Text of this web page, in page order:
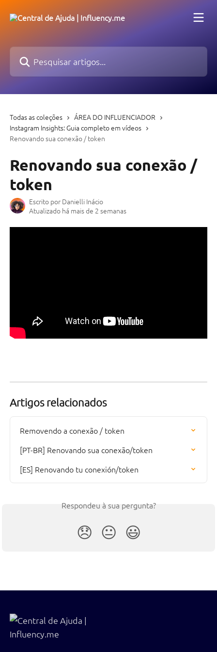
Pesquisar artigos...
Todas as coleções
ÁREA DO INFLUENCIADOR
Instagram Insights: Guia completo em vídeos
Renovando sua conexão / token
Renovando sua conexão /
token
Escrito por Danielli Inácio
Atualizado há mais de 2 semanas
Artigos relacionados
Removendo a conexão / token
[PT-BR] Renovando sua conexão/token
[ES] Renovando tu conexión/token
Respondeu à sua pergunta?
😞 😐 😃